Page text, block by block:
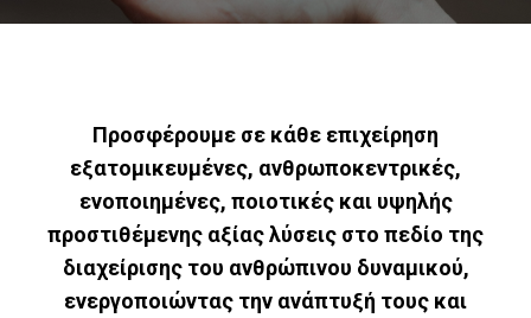
Προσφέρουμε σε κάθε επιχείρηση
εξατομικευμένες, ανθρωποκεντρικές,
ενοποιημένες, ποιοτικές και υψηλής
προστιθέμενης αξίας λύσεις στο πεδίο της
διαχείρισης του ανθρώπινου δυναμικού,
ενεργοποιώντας την ανάπτυξή τους και